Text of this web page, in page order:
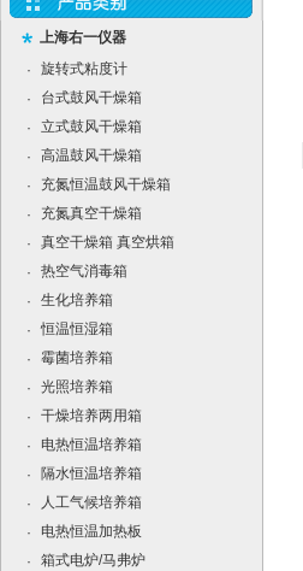
上海右一仪器
·
旋转式粘度计
·
台式鼓风干燥箱
·
立式鼓风干燥箱
·
高温鼓风干燥箱
·
充氮恒温鼓风干燥箱
·
充氮真空干燥箱
·
真空干燥箱 真空烘箱
·
热空气消毒箱
·
生化培养箱
·
恒温恒湿箱
·
霉菌培养箱
·
光照培养箱
·
干燥培养两用箱
·
电热恒温培养箱
·
隔水恒温培养箱
·
人工气候培养箱
·
电热恒温加热板
·
箱式电炉/马弗炉